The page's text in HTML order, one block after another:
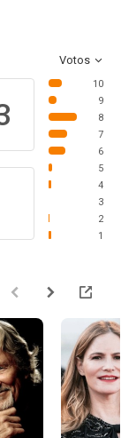
Votos
10
9
8
7
6
5
4
3
2
1